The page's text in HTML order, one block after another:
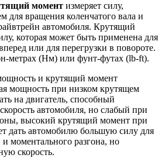
момент измеряет силу,
для вращения коленчатого вала и
автомобиля. Крутящий
которая может быть применена для
или для перегрузки в повороте.
метрах (Нм) или фунт-футах (lb-ft).
и крутящий момент
мощность при низком крутящем
на двигатель, способный
автомобиля, но слабый при
высокий крутящий момент при
дать автомобилю большую силу для
моментального разгона, но
скорость.